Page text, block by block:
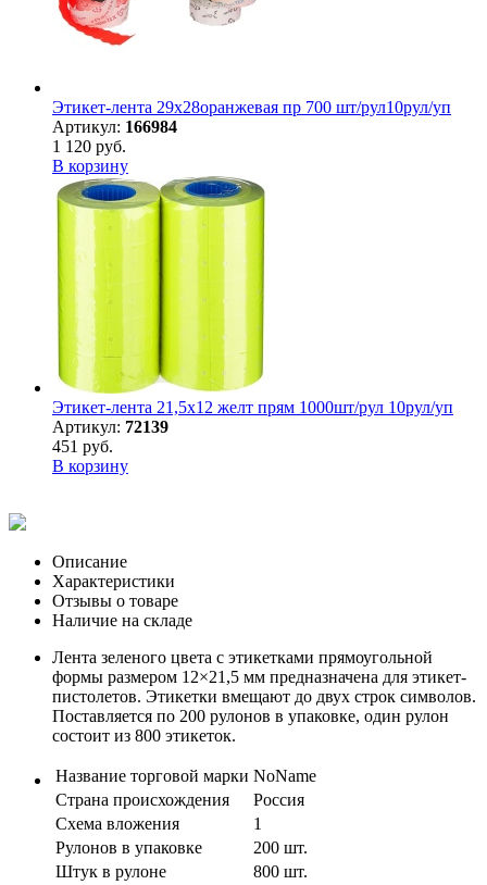
Этикет-лента 29х28оранжевая пр 700 шт/рул10рул/уп
Артикул: 166984
1 120 руб.
В корзину
Этикет-лента 21,5х12 желт прям 1000шт/рул 10рул/уп
Артикул: 72139
451 руб.
В корзину
Описание
Характеристики
Отзывы о товаре
Наличие на складе
Лента зеленого цвета с этикетками прямоугольной
формы размером 12×21,5 мм предназначена для этикет-
пистолетов. Этикетки вмещают до двух строк символов.
Поставляется по 200 рулонов в упаковке, один рулон
состоит из 800 этикеток.
Название торговой марки NoName
Страна происхождения
Россия
Схема вложения
1
Рулонов в упаковке
200 шт.
Штук в рулоне
800 шт.